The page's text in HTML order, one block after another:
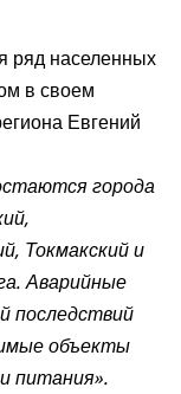
ряд населенных
в своем
Евгений
города
Токмакский и
Аварийные
последствий
объекты
питания».